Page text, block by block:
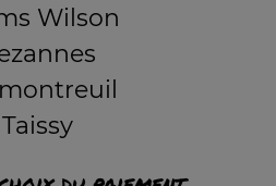
Wilson
Taissy